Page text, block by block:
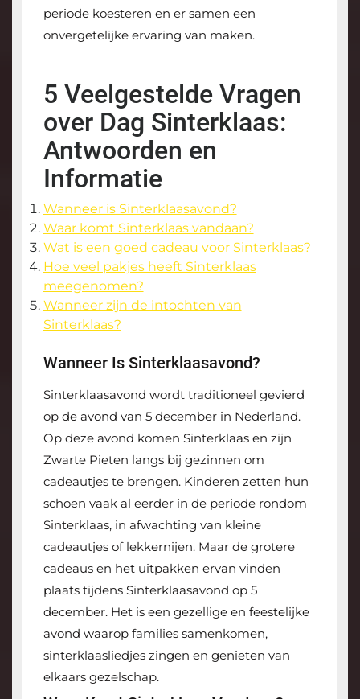
periode koesteren en er samen een
onvergetelijke ervaring van maken.
5 Veelgestelde Vragen
over Dag Sinterklaas:
Antwoorden en
Informatie
Wanneer is Sinterklaasavond?
Waar komt Sinterklaas vandaan?
Wat is een goed cadeau voor Sinterklaas?
Hoe veel pakjes heeft Sinterklaas
meegenomen?
Wanneer zijn de intochten van
Sinterklaas?
Wanneer Is Sinterklaasavond?
Sinterklaasavond wordt traditioneel gevierd
op de avond van 5 december in Nederland.
Op deze avond komen Sinterklaas en zijn
Zwarte Pieten langs bij gezinnen om
cadeautjes te brengen. Kinderen zetten hun
schoen vaak al eerder in de periode rondom
Sinterklaas, in afwachting van kleine
cadeautjes of lekkernijen. Maar de grotere
cadeaus en het uitpakken ervan vinden
plaats tijdens Sinterklaasavond op 5
december. Het is een gezellige en feestelijke
avond waarop families samenkomen,
sinterklaasliedjes zingen en genieten van
elkaars gezelschap.